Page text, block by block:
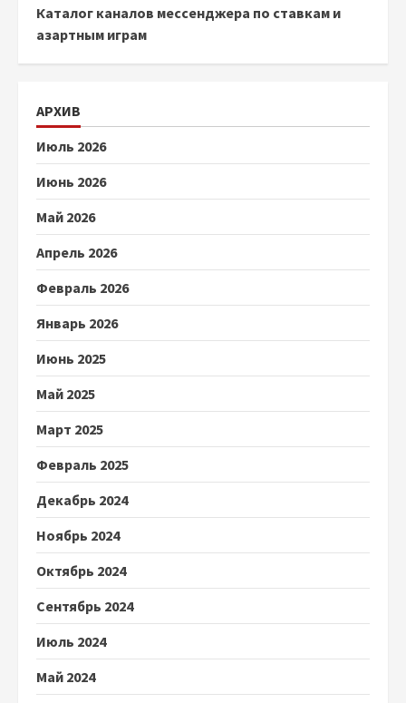
Каталог каналов мессенджера по ставкам и
азартным играм
АРХИВ
Июль 2026
Июнь 2026
Май 2026
Апрель 2026
Февраль 2026
Январь 2026
Июнь 2025
Май 2025
Март 2025
Февраль 2025
Декабрь 2024
Ноябрь 2024
Октябрь 2024
Сентябрь 2024
Июль 2024
Май 2024